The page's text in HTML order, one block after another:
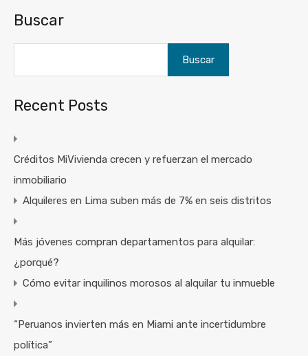
Buscar
Buscar
Recent Posts
Créditos MiVivienda crecen y refuerzan el mercado
inmobiliario
Alquileres en Lima suben más de 7% en seis distritos
Más jóvenes compran departamentos para alquilar:
¿porqué?
Cómo evitar inquilinos morosos al alquilar tu inmueble
“Peruanos invierten más en Miami ante incertidumbre
política”